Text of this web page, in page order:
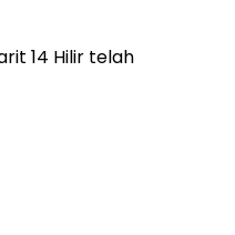
14 Hilir telah